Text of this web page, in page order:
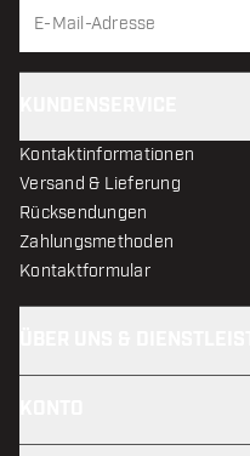
Kontaktinformationen
Versand & Lieferung
Rücksendungen
Zahlungsmethoden
Kontaktformular